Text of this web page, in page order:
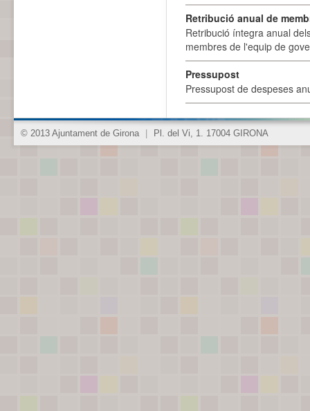
Retribució anual de
Retribució íntegra anual
membres de l'equip de
Pressupost
Pressupost de despeses
© 2013 Ajuntament de Girona Pl. del Vi, 1. 17004 GIRONA